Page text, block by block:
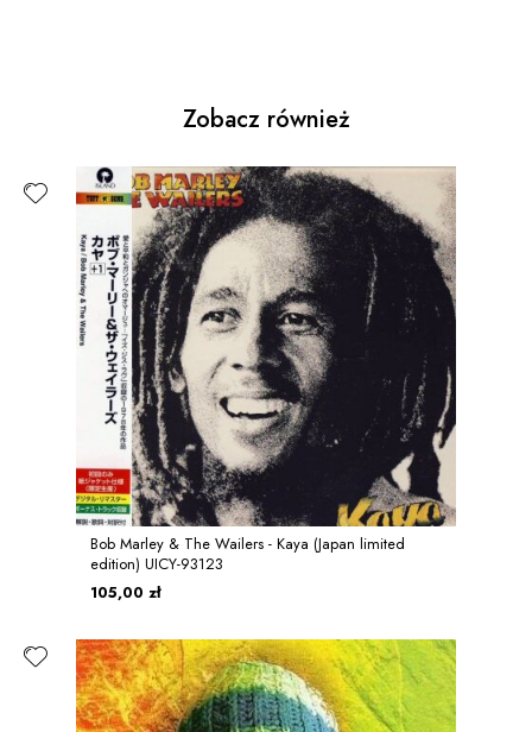
Zobacz również
Bob Marley & The Wailers - Kaya (Japan limited
edition) UICY-93123
105,00 zł